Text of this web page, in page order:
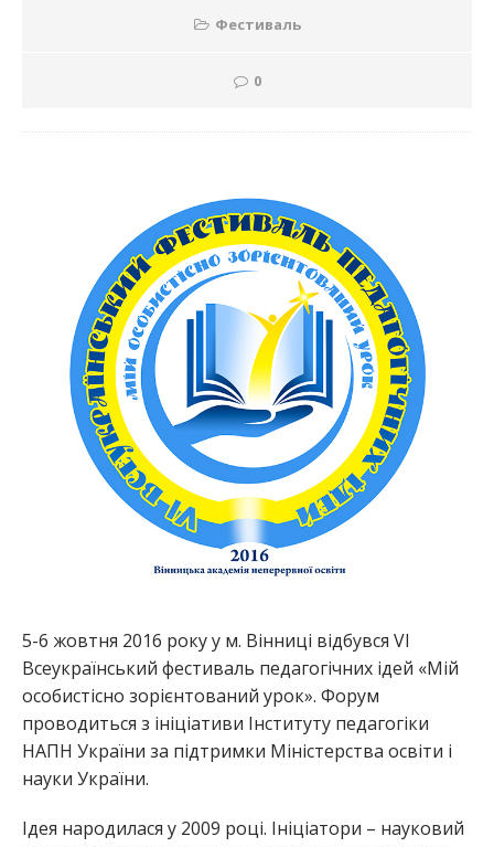
Фестиваль
0
5-6 жовтня 2016 року у м. Вінниці відбувся VІ
Всеукраїнський фестиваль педагогічних ідей «Мій
особистісно зорієнтований урок». Форум
проводиться з ініціативи Інституту педагогіки
НАПН України за підтримки Міністерства освіти і
науки України.
Ідея народилася у 2009 році. Ініціатори – науковий